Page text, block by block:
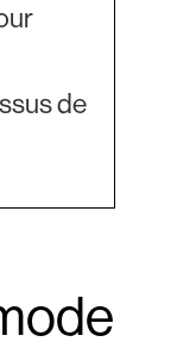
de